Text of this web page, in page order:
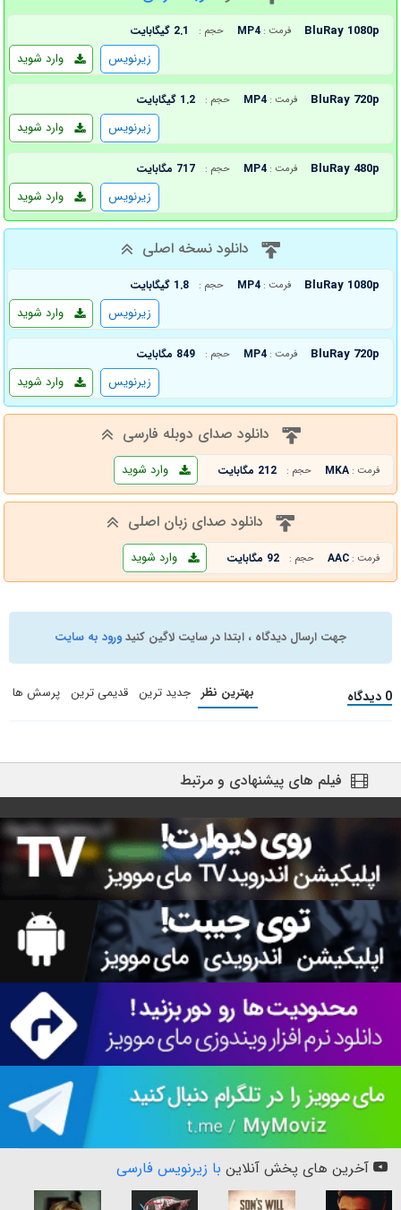
BluRay 1080p فرمت : MP4 حجم : 2.1 گیگابایت
وارد شوید زیرنویس
BluRay 720p فرمت : MP4 حجم : 1.2 گیگابایت
وارد شوید زیرنویس
BluRay 480p فرمت : MP4 حجم : 717 مگابایت
وارد شوید زیرنویس
دانلود نسخه اصلی
BluRay 1080p فرمت : MP4 حجم : 1.8 گیگابایت
وارد شوید زیرنویس
BluRay 720p فرمت : MP4 حجم : 849 مگابایت
وارد شوید زیرنویس
دانلود صدای دوبله فارسی
فرمت : MKA حجم : 212 مگابایت وارد شوید
دانلود صدای زبان اصلی
فرمت : AAC حجم : 92 مگابایت وارد شوید
جهت ارسال دیدگاه ، ابتدا در سایت لاگین کنیدورود به سایت
0 دیدگاه بهترین نظر جدید ترین قدیمی ترین پرسش ها
فیلم های پیشنهادی و مرتبط
آخرین های پخش آنلاین با زیرنویس فارسی